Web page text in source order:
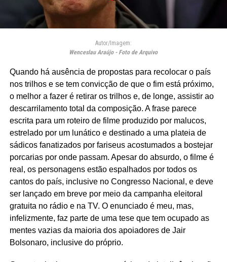
Autor/Imagem:
Wenceslau Araújo - Foto de Arquivo
Quando há ausência de propostas para recolocar o país
nos trilhos e se tem convicção de que o fim está próximo,
o melhor a fazer é retirar os trilhos e, de longe, assistir ao
descarrilamento total da composição. A frase parece
escrita para um roteiro de filme produzido por malucos,
estrelado por um lunático e destinado a uma plateia de
sádicos fanatizados por fariseus acostumados a bostejar
porcarias por onde passam. Apesar do absurdo, o filme é
real, os personagens estão espalhados por todos os
cantos do país, inclusive no Congresso Nacional, e deve
ser lançado em breve por meio da campanha eleitoral
gratuita no rádio e na TV. O enunciado é meu, mas,
infelizmente, faz parte de uma tese que tem ocupado as
mentes vazias da maioria dos apoiadores de Jair
Bolsonaro, inclusive do próprio.